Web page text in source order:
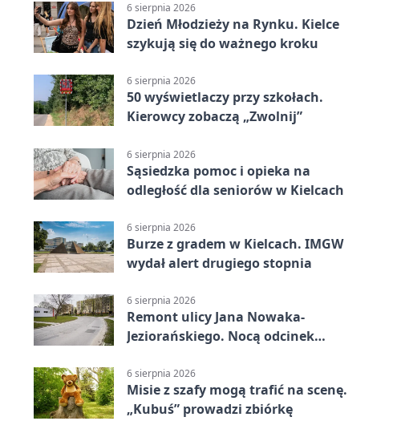
6 sierpnia 2026
Dzień Młodzieży na Rynku. Kielce
szykują się do ważnego kroku
6 sierpnia 2026
50 wyświetlaczy przy szkołach.
Kierowcy zobaczą „Zwolnij”
6 sierpnia 2026
Sąsiedzka pomoc i opieka na
odległość dla seniorów w Kielcach
6 sierpnia 2026
Burze z gradem w Kielcach. IMGW
wydał alert drugiego stopnia
6 sierpnia 2026
Remont ulicy Jana Nowaka-
Jeziorańskiego. Nocą odcinek
6 sierpnia 2026
Misie z szafy mogą trafić na scenę.
„Kubuś” prowadzi zbiórkę